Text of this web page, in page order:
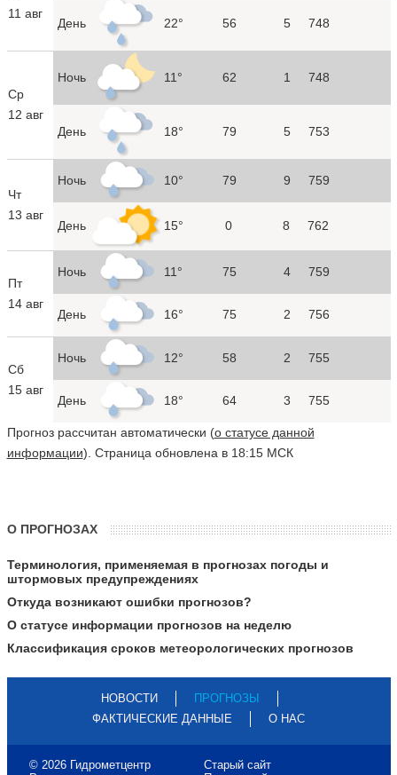
11 авг
День 22° 56 5 748
Ср
12 авг
Ночь 11° 62 1 748
День 18° 79 5 753
Чт
13 авг
Ночь 10° 79 9 759
День 15° 0 8 762
Пт
14 авг
Ночь 11° 75 4 759
День 16° 75 2 756
Сб
15 авг
Ночь 12° 58 2 755
День 18° 64 3 755
Прогноз рассчитан автоматически (о статусе данной
информации). Страница обновлена в 18:15 МСК
О ПРОГНОЗАХ
Терминология, применяемая в прогнозах погоды и
штормовых предупреждениях
Откуда возникают ошибки прогнозов?
О статусе информации прогнозов на неделю
Классификация сроков метеорологических прогнозов
НОВОСТИ
ПРОГНОЗЫ
ФАКТИЧЕСКИЕ ДАННЫЕ
О НАС
© 2026 Гидрометцентр
Старый сайт